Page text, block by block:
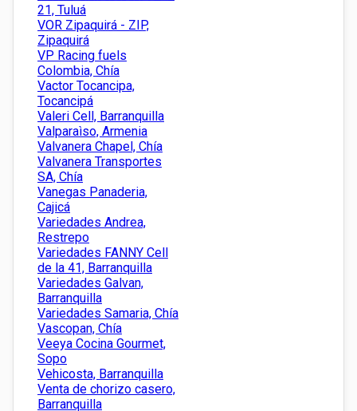
21, Tuluá
VOR Zipaquirá - ZIP,
Zipaquirá
VP Racing fuels
Colombia, Chía
Vactor Tocancipa,
Tocancipá
Valeri Cell, Barranquilla
Valparaìso, Armenia
Valvanera Chapel, Chía
Valvanera Transportes
SA, Chía
Vanegas Panaderia,
Cajicá
Variedades Andrea,
Restrepo
Variedades FANNY Cell
de la 41, Barranquilla
Variedades Galvan,
Barranquilla
Variedades Samaria, Chía
Vascopan, Chía
Veeya Cocina Gourmet,
Sopo
Vehicosta, Barranquilla
Venta de chorizo casero,
Barranquilla